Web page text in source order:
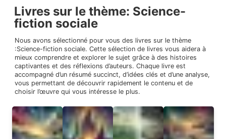
Livres sur le thème: Science-
fiction sociale
Nous avons sélectionné pour vous des livres sur le thème
:Science-fiction sociale. Cette sélection de livres vous aidera à
mieux comprendre et explorer le sujet grâce à des histoires
captivantes et des réflexions d’auteurs. Chaque livre est
accompagné d’un résumé succinct, d’idées clés et d’une analyse,
vous permettant de découvrir rapidement le contenu et de
choisir l’œuvre qui vous intéresse le plus.